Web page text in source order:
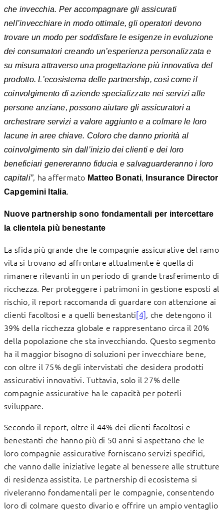
che invecchia. Per accompagnare gli assicurati
nell’invecchiare in modo ottimale, gli operatori devono
trovare un modo per soddisfare le esigenze in evoluzione
dei consumatori creando un’esperienza personalizzata e
su misura attraverso una progettazione più innovativa del
prodotto. L’ecosistema delle partnership, così come il
coinvolgimento di aziende specializzate nei servizi alle
persone anziane, possono aiutare gli assicuratori a
orchestrare servizi a valore aggiunto e a colmare le loro
lacune in aree chiave. Coloro che danno priorità al
coinvolgimento sin dall’inizio dei clienti e dei loro
beneficiari genereranno fiducia e salvaguarderanno i loro
capitali”, ha affermato Matteo Bonati,
Insurance Director
Capgemini Italia.
Nuove partnership sono fondamentali per intercettare
la clientela più benestante
La sfida più grande che le compagnie assicurative del ramo
vita si trovano ad affrontare attualmente è quella di
rimanere rilevanti in un periodo di grande trasferimento di
ricchezza. Per proteggere i patrimoni in gestione esposti al
rischio, il report raccomanda di guardare con attenzione ai
clienti facoltosi e a quelli benestanti[4], che detengono il
39% della ricchezza globale e rappresentano circa il 20%
della popolazione che sta invecchiando. Questo segmento
ha il maggior bisogno di soluzioni per invecchiare bene,
con oltre il 75% degli intervistati che desidera prodotti
assicurativi innovativi. Tuttavia, solo il 27% delle
compagnie assicurative ha le capacità per poterli
sviluppare.
Secondo il report, oltre il 44% dei clienti facoltosi e
benestanti che hanno più di 50 anni si aspettano che le
loro compagnie assicurative forniscano servizi specifici,
che vanno dalle iniziative legate al benessere alle strutture
di residenza assistita. Le partnership di ecosistema si
riveleranno fondamentali per le compagnie, consentendo
loro di colmare questo divario e offrire un ampio ventaglio